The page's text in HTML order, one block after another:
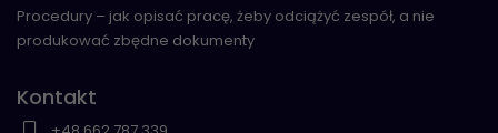
Procedury – jak opisać pracę, żeby odciążyć zespół, a nie
produkować zbędne dokumenty
Kontakt